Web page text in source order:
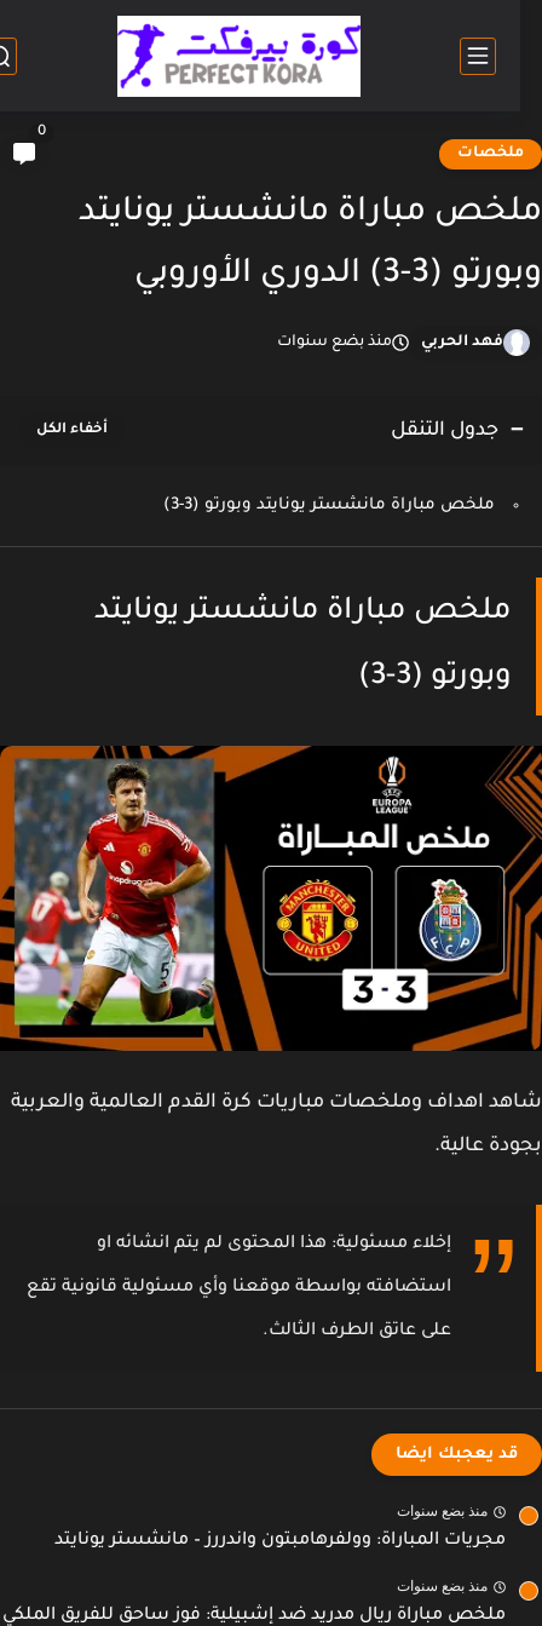
مباراة مانشستر يونايتد
(3-3) الدوري الأوروبي
فهد الحربي منذ بضع سنوات
جدول التنقل
ملخص مباراة مانشستر يونايتد وبورتو (3-3)
ملخص مباراة مانشستر يونايتد
وبورتو (3-3)
اهداف وملخصات مباريات كرة القدم العالمية والعربية
عالية.
إخلاء مسئولية: هذا المحتوى لم يتم انشائه او
استضافته بواسطة موقعنا وأي مسئولية قانونية تقع
على عاتق الطرف الثالث.
قد يعجبك ايضا
منذ بضع سنوات
مجريات المباراة: وولفرهامبتون واندررز – مانشستر يونايتد
منذ بضع سنوات
ملخص مباراة ريال مدريد ضد إشبيلية: فوز ساحق للفريق الملكي